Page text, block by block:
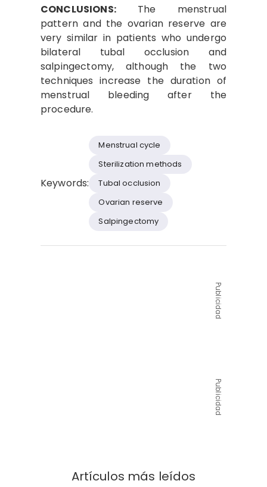
CONCLUSIONS:The menstrual
pattern and the ovarian reserve are
very similar in patients who undergo
bilateral tubal occlusion and
salpingectomy, although the two
techniques increase the duration of
menstrual bleeding after the
procedure.
Keywords:
Menstrual cycle
Sterilization methods
Tubal occlusion
Ovarian reserve
Salpingectomy
Publicidad
Publicidad
Artículos más leídos